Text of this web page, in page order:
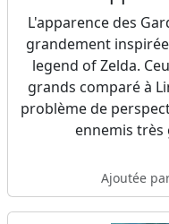
Le personnage de
que le cheval Alpha,
Ajoutée
L'apparence des
grandement
legend of Zelda.
grands comparé à
problème de
ennemis très
Ajoutée